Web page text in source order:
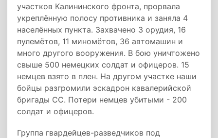
участков Калининского фронта, прорвала
укреплённую полосу противника и заняла 4
населённых пункта. Захвачено 3 орудия, 16
пулемётов, 11 миномётов, 36 автомашин и
много другого вооружения. В бою уничтожено
свыше 500 немецких солдат и офицеров. 15
немцев взято в плен. На другом участке наши
бойцы разгромили эскадрон кавалерийской
бригады СС. Потери немцев убитыми - 200
солдат и офицеров.
Группа гвардейцев-разведчиков под